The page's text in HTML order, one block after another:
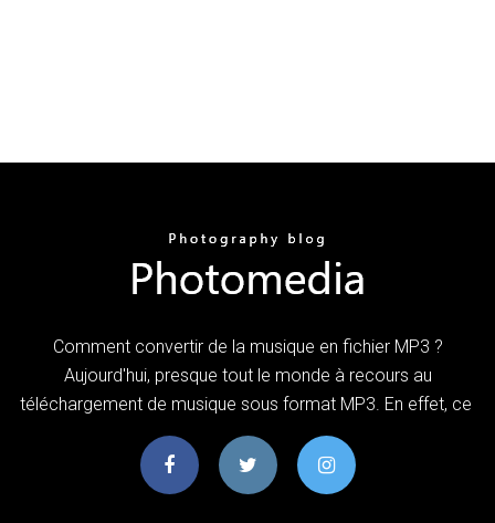
Comment convertir de la musique en fichier MP3 ?
Aujourd'hui, presque tout le monde à recours au
téléchargement de musique sous format MP3. En effet, ce